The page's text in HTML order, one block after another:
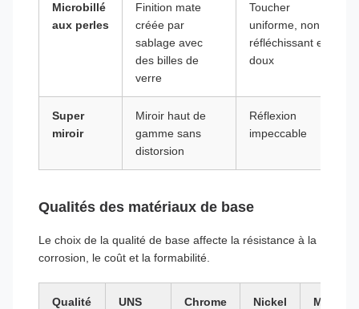
Microbillé
aux perles
Finition mate
créée par
sablage avec
des billes de
verre
Toucher
uniforme, non
réfléchissant et
doux
Super
miroir
Miroir haut de
gamme sans
distorsion
Réflexion
impeccable
Qualités des matériaux de base
Le choix de la qualité de base affecte la résistance à la
corrosion, le coût et la formabilité.
Qualité
UNS Chrome Nickel